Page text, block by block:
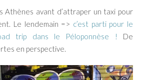
Athènes avant d’attraper un taxi pour
Le lendemain => c’est parti pour le
trip dans le Péloponnèse ! De
en perspective.